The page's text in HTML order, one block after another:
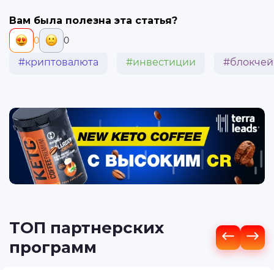
Вам была полезна эта статья?
0 0
#криптовалюта #инвестиции
ТОП партнерских
программ